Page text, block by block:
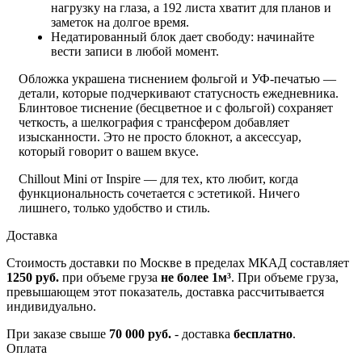
нагрузку на глаза, а 192 листа хватит для планов и
заметок на долгое время.
Недатированный блок дает свободу: начинайте
вести записи в любой момент.
Обложка украшена тиснением фольгой и УФ-печатью —
детали, которые подчеркивают статусность ежедневника.
Блинтовое тиснение (бесцветное и с фольгой) сохраняет
четкость, а шелкография с трансфером добавляет
изысканности. Это не просто блокнот, а аксессуар,
который говорит о вашем вкусе.
Chillout Mini от Inspire — для тех, кто любит, когда
функциональность сочетается с эстетикой. Ничего
лишнего, только удобство и стиль.
Доставка
Стоимость доставки по Москве в пределах МКАД составляет
1250 руб. при объеме груза не более 1м³. При объеме груза,
превышающем этот показатель, доставка рассчитывается
индивидуально.
При заказе свыше 70 000 руб. - доставка бесплатно.
Оплата